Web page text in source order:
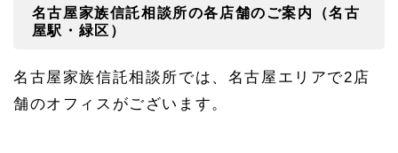
信託
はN
HK
組で
も報
道
名古屋家族信託相談所の各店舗のご案内（名古
屋駅・緑区）
名古屋家族信託相談所では、名古屋エリアで2店
舗のオフィスがございます。